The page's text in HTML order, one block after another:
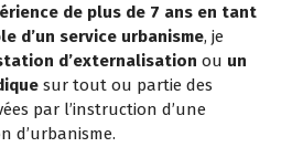
de plus de 7 ans en tant
d’un service urbanisme, je
d’externalisation ou un
sur tout ou partie des
par l’instruction d’une
d’urbanisme.